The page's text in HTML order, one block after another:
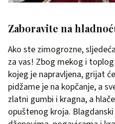
Zaboravite na
Ako ste zimogrozne,
za vas! Zbog mekog i
kojeg je napravljena, grijat
pidžame je na kopčanje, a
zlatni gumbi i kragna, a
opuštenog kroja.